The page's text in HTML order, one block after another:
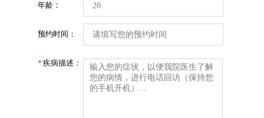
年龄：
预约时间：
* 疾病描述：